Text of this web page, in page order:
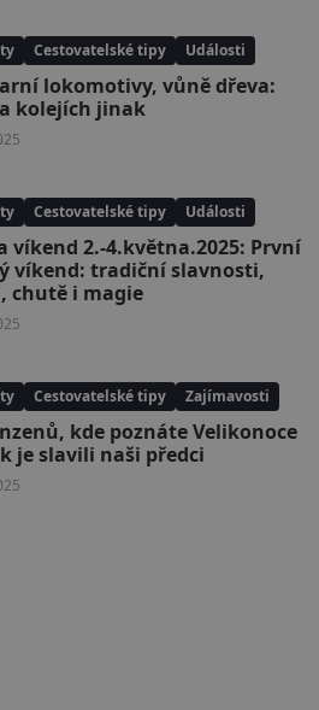
Cestovatelské tipy Události
lokomotivy, vůně dřeva:
kolejích jinak
Cestovatelské tipy Události
víkend 2.-4.května.2025: První
víkend: tradiční slavnosti,
chutě i magie
Cestovatelské tipy Zajímavosti
kde poznáte Velikonoce
je slavili naši předci